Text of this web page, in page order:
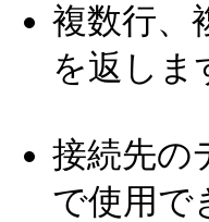
複数行、
を返しま
接続先の
で使用で